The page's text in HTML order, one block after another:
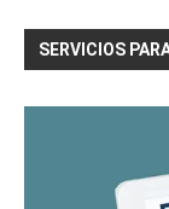
SERVICIOS